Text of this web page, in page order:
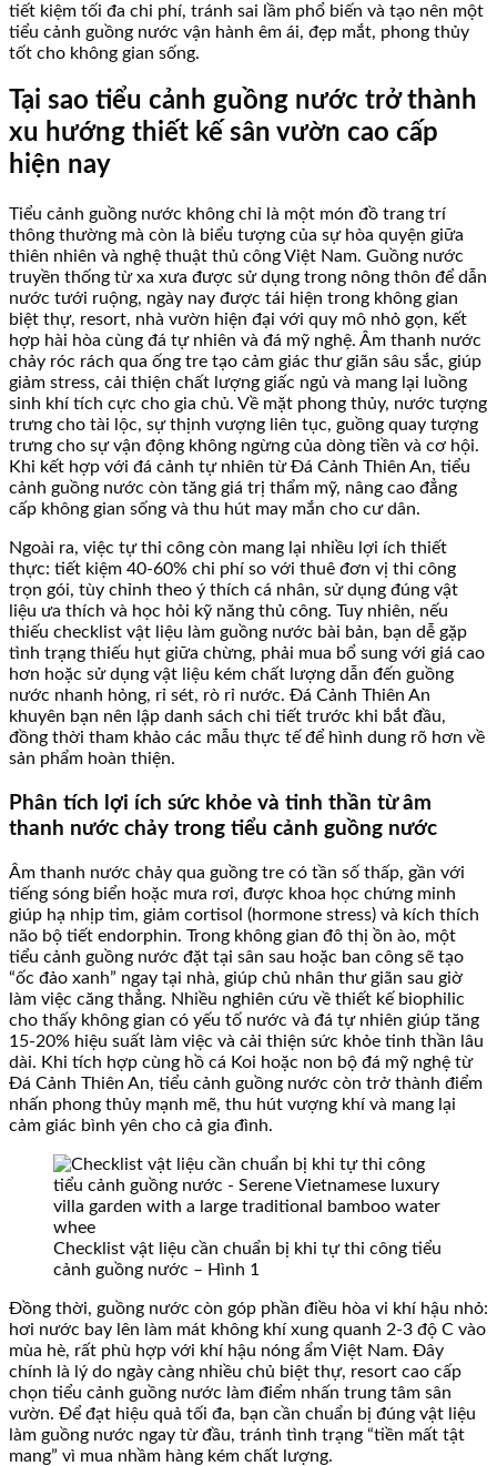
tiết kiệm tối đa chi phí, tránh sai lầm phổ biến và tạo nên một
tiểu cảnh guồng nước vận hành êm ái, đẹp mắt, phong thủy
tốt cho không gian sống.
Tại sao tiểu cảnh guồng nước trở thành
xu hướng thiết kế sân vườn cao cấp
hiện nay
Tiểu cảnh guồng nước không chỉ là một món đồ trang trí
thông thường mà còn là biểu tượng của sự hòa quyện giữa
thiên nhiên và nghệ thuật thủ công Việt Nam. Guồng nước
truyền thống từ xa xưa được sử dụng trong nông thôn để dẫn
nước tưới ruộng, ngày nay được tái hiện trong không gian
biệt thự, resort, nhà vườn hiện đại với quy mô nhỏ gọn, kết
hợp hài hòa cùng đá tự nhiên và đá mỹ nghệ. Âm thanh nước
chảy róc rách qua ống tre tạo cảm giác thư giãn sâu sắc, giúp
giảm stress, cải thiện chất lượng giấc ngủ và mang lại luồng
sinh khí tích cực cho gia chủ. Về mặt phong thủy, nước tượng
trưng cho tài lộc, sự thịnh vượng liên tục, guồng quay tượng
trưng cho sự vận động không ngừng của dòng tiền và cơ hội.
Khi kết hợp với đá cảnh tự nhiên từ Đá Cảnh Thiên An, tiểu
cảnh guồng nước còn tăng giá trị thẩm mỹ, nâng cao đẳng
cấp không gian sống và thu hút may mắn cho cư dân.
Ngoài ra, việc tự thi công còn mang lại nhiều lợi ích thiết
thực: tiết kiệm 40-60% chi phí so với thuê đơn vị thi công
trọn gói, tùy chỉnh theo ý thích cá nhân, sử dụng đúng vật
liệu ưa thích và học hỏi kỹ năng thủ công. Tuy nhiên, nếu
thiếu checklist vật liệu làm guồng nước bài bản, bạn dễ gặp
tình trạng thiếu hụt giữa chừng, phải mua bổ sung với giá cao
hơn hoặc sử dụng vật liệu kém chất lượng dẫn đến guồng
nước nhanh hỏng, rỉ sét, rò rỉ nước. Đá Cảnh Thiên An
khuyên bạn nên lập danh sách chi tiết trước khi bắt đầu,
đồng thời tham khảo các mẫu thực tế để hình dung rõ hơn về
sản phẩm hoàn thiện.
Phân tích lợi ích sức khỏe và tinh thần từ âm
thanh nước chảy trong tiểu cảnh guồng nước
Âm thanh nước chảy qua guồng tre có tần số thấp, gần với
tiếng sóng biển hoặc mưa rơi, được khoa học chứng minh
giúp hạ nhịp tim, giảm cortisol (hormone stress) và kích thích
não bộ tiết endorphin. Trong không gian đô thị ồn ào, một
tiểu cảnh guồng nước đặt tại sân sau hoặc ban công sẽ tạo
“ốc đảo xanh” ngay tại nhà, giúp chủ nhân thư giãn sau giờ
làm việc căng thẳng. Nhiều nghiên cứu về thiết kế biophilic
cho thấy không gian có yếu tố nước và đá tự nhiên giúp tăng
15-20% hiệu suất làm việc và cải thiện sức khỏe tinh thần lâu
dài. Khi tích hợp cùng hồ cá Koi hoặc non bộ đá mỹ nghệ từ
Đá Cảnh Thiên An, tiểu cảnh guồng nước còn trở thành điểm
nhấn phong thủy mạnh mẽ, thu hút vượng khí và mang lại
cảm giác bình yên cho cả gia đình.
Checklist vật liệu cần chuẩn bị khi tự thi công tiểu
cảnh guồng nước – Hình 1
Đồng thời, guồng nước còn góp phần điều hòa vi khí hậu nhỏ:
hơi nước bay lên làm mát không khí xung quanh 2-3 độ C vào
mùa hè, rất phù hợp với khí hậu nóng ẩm Việt Nam. Đây
chính là lý do ngày càng nhiều chủ biệt thự, resort cao cấp
chọn tiểu cảnh guồng nước làm điểm nhấn trung tâm sân
vườn. Để đạt hiệu quả tối đa, bạn cần chuẩn bị đúng vật liệu
làm guồng nước ngay từ đầu, tránh tình trạng “tiền mất tật
mang” vì mua nhầm hàng kém chất lượng.